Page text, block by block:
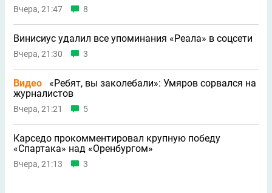
Вчера, 21:47 8
Винисиус удалил все упоминания «Реала» в соцсети
Вчера, 21:30 3
Видео
«Ребят, вы заколебали»: Умяров сорвался на
журналистов
Вчера, 21:21 5
Карседо прокомментировал крупную победу
«Спартака» над «Оренбургом»
Вчера, 21:13 3